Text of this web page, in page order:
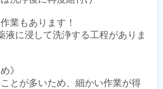
業もあります！
液に浸して洗浄する工程がありま
》
とが多いため、細かい作業が得